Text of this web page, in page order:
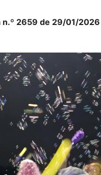
2659 de 29/01/2026